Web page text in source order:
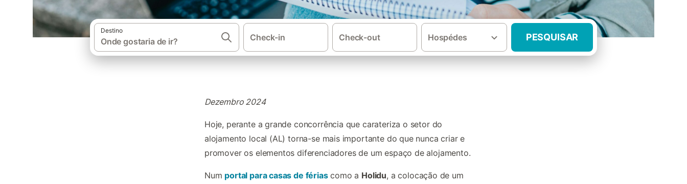
Destino
Check-in Check-out Hospédes PESQUISAR
Dezembro 2024
Hoje, perante a grande concorrência que carateriza o setor do
alojamento local (AL) torna-se mais importante do que nunca criar e
promover os elementos diferenciadores de um espaço de alojamento.
Num portal para casas de fériascomo a Holidu, a colocação de um